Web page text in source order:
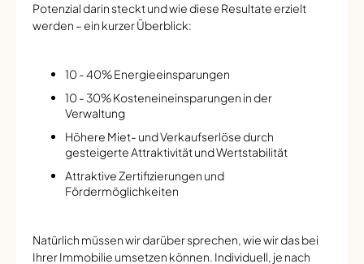
Potenzial darin steckt und wie diese Resultate erzielt
werden – ein kurzer Überblick:
10 - 40% Energieeinsparungen
10 - 30% Kosteneineinsparungen in der
Verwaltung
Höhere Miet- und Verkaufserlöse durch
gesteigerte Attraktivität und Wertstabilität
Attraktive Zertifizierungen und
Fördermöglichkeiten
Natürlich müssen wir darüber sprechen, wie wir das bei
Ihrer Immobilie umsetzen können. Individuell, je nach